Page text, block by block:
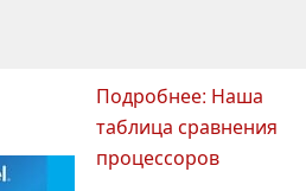
Подробнее: Наша
таблица сравнения
процессоров